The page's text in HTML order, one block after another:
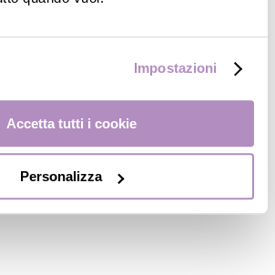
Impostazioni
Accetta tutti i cookie
Personalizza